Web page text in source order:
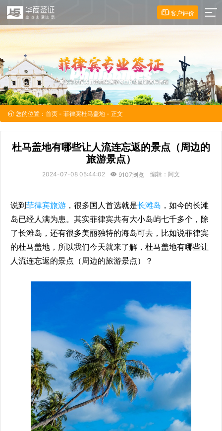
客户评价
您的位置： 首页 - 菲律宾杜马盖地 - 正文
杜马盖地有哪些让人流连忘返的景点（周边的
旅游景点）
2024-07-08 05:44:02 9107浏览 编辑：阿文
说到菲律宾旅游 ，很多国人首选就是长滩岛 ，如今的长滩
岛已经人满为患。其实菲律宾共有大小岛屿七千多个，除
了长滩岛，还有很多美丽独特的海岛可去，比如说菲律宾
的杜马盖地，所以我们今天就来了解，杜马盖地有哪些让
人流连忘返的景点（周边的旅游景点）？